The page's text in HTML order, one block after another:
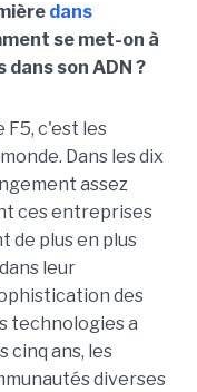
dans
se met-on à
dans son ADN ?
F5, c'est les
Dans les dix
assez
ces entreprises
de plus en plus
leur
des
technologies a
cinq ans, les
diverses